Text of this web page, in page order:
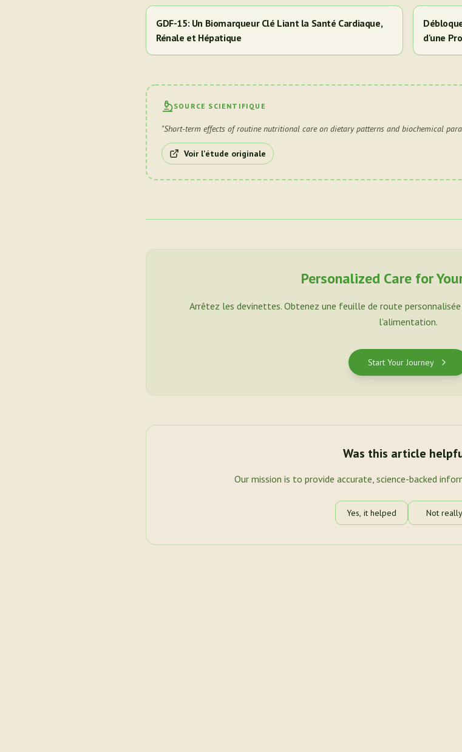
GDF-15: Un Biomarqueur Clé Liant la Santé Cardiaque,
Rénale et Hépatique
d'une
Cela
SOURCE SCIENTIFIQUE
"Short-term effects of routine nutritional care on dietary patterns and biochemical
Voir l'étude originale
Personalized Care for
Arrêtez les devinettes. Obtenez une feuille de route
l'alimentation.
Start Your Journey
Was this article
Our mission is to provide accurate, science-backed
Yes, it helped Not really